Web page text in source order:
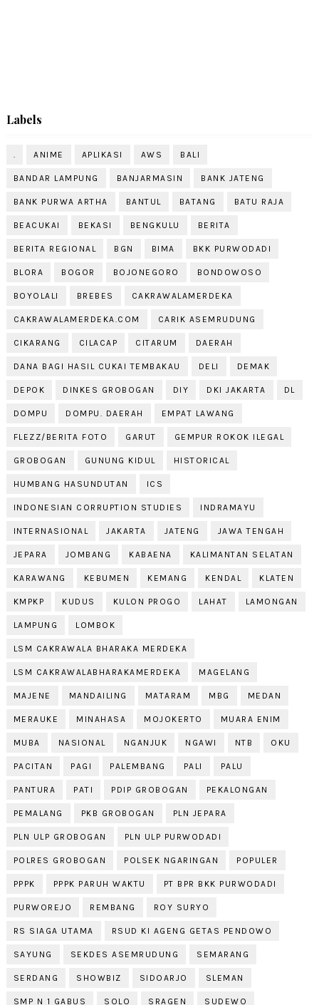
Labels
ANIME APLIKASI AWS BALI
BANDAR LAMPUNG BANJARMASIN BANK JATENG
BANK PURWA ARTHA BANTUL BATANG BATU RAJA
BEACUKAI BEKASI BENGKULU BERITA
BERITA REGIONAL BGN BIMA BKK PURWODADI
BLORA BOGOR BOJONEGORO BONDOWOSO
BOYOLALI BREBES CAKRAWALAMERDEKA
CAKRAWALAMERDEKA.COM CARIK ASEMRUDUNG
CIKARANG CILACAP CITARUM DAERAH
DANA BAGI HASIL CUKAI TEMBAKAU DELI DEMAK
DEPOK DINKES GROBOGAN DIY DKI JAKARTA DL
DOMPU DOMPU. DAERAH EMPAT LAWANG
FLEZZ/BERITA FOTO GARUT GEMPUR ROKOK ILEGAL
GROBOGAN GUNUNG KIDUL HISTORICAL
HUMBANG HASUNDUTAN ICS
INDONESIAN CORRUPTION STUDIES INDRAMAYU
INTERNASIONAL JAKARTA JATENG JAWA TENGAH
JEPARA JOMBANG KABAENA KALIMANTAN SELATAN
KARAWANG KEBUMEN KEMANG KENDAL KLATEN
KMPKP KUDUS KULON PROGO LAHAT LAMONGAN
LAMPUNG LOMBOK
LSM CAKRAWALA BHARAKA MERDEKA
LSM CAKRAWALABHARAKAMERDEKA MAGELANG
MAJENE MANDAILING MATARAM MBG MEDAN
MERAUKE MINAHASA MOJOKERTO MUARA ENIM
MUBA NASIONAL NGANJUK NGAWI NTB OKU
PACITAN PAGI PALEMBANG PALI PALU
PANTURA PATI PDIP GROBOGAN PEKALONGAN
PEMALANG PKB GROBOGAN PLN JEPARA
PLN ULP GROBOGAN PLN ULP PURWODADI
POLRES GROBOGAN POLSEK NGARINGAN POPULER
PPPK PPPK PARUH WAKTU PT BPR BKK PURWODADI
PURWOREJO REMBANG ROY SURYO
RS SIAGA UTAMA RSUD KI AGENG GETAS PENDOWO
SAYUNG SEKDES ASEMRUDUNG SEMARANG
SERDANG SHOWBIZ SIDOARJO SLEMAN
SMP N 1 GABUS SOLO SRAGEN SUDEWO